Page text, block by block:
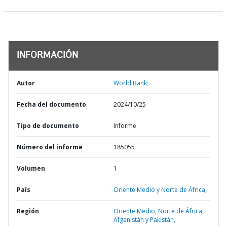
INFORMACIÓN
Autor World Bank;
Fecha del documento 2024/10/25
Tipo de documento Informe
Número del informe 185055
Volumen 1
País Oriente Medio y Norte de África,
Región
Oriente Medio, Norte de África,
Afganistán y Pakistán,